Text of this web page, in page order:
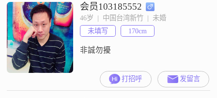
的目標，通過自己一顆真誠心，打
動她，來到她的身旁，一起走過這
段人生的歷程，來一起分享生活的
酸甜苦澀。
会员103185552
46岁  |  中国台湾新竹  |  未婚
未填写
170cm
非誠勿擾
打招呼 发留言